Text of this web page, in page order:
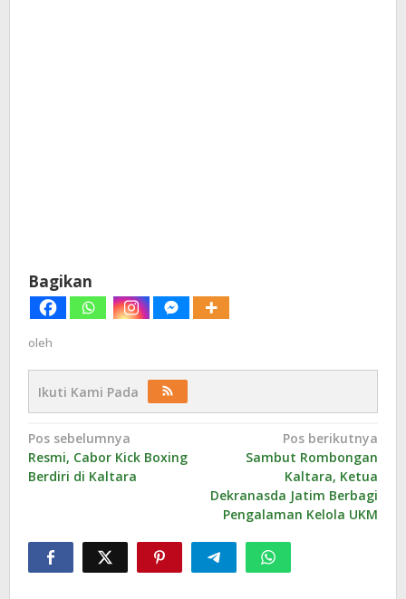
Bagikan
oleh
Ikuti Kami Pada
Navigasi
pos
Pos sebelumnya
Resmi, Cabor Kick Boxing
Berdiri di Kaltara
Pos berikutnya
Sambut Rombongan
Kaltara, Ketua
Dekranasda Jatim Berbagi
Pengalaman Kelola UKM